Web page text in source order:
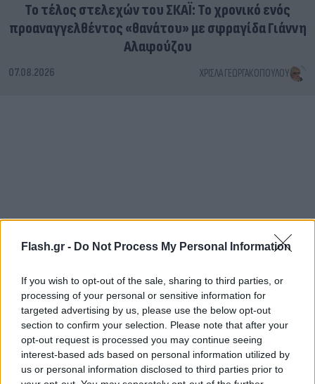
Flash.gr - Do Not Process My Personal Information
If you wish to opt-out of the sale, sharing to third parties, or
processing of your personal or sensitive information for
targeted advertising by us, please use the below opt-out
section to confirm your selection. Please note that after your
opt-out request is processed you may continue seeing
interest-based ads based on personal information utilized by
us or personal information disclosed to third parties prior to
Το τέλος στελεχών του ΣΚΑΪ: Το χρονικό ενός
προαναγγελθέντος «θανάτου» με σφραγίδα Γιάννη
Αλαφούζου
07.08.2026 ΧΡΊΣΛΑ ΓΕΩΡΓΑΚΟΠΟΎΛΟΥ